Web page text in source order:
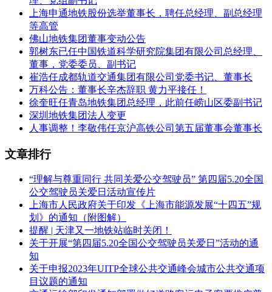
上海申通地铁股份选举董事长，聘任总经理、副总经理
等高管
佛山地铁集团董事变动公告
郭树东已任中国铁道科学研究院集团有限公司总经理、
董事，党委委员、副书记
崔浩任成都轨道交通集团有限公司党委书记、董事长
万科公告：董事长辛杰辞职 黄力平接任！
徐奎旺任青岛地铁集团总经理，此前任崂山区委副书记
深圳地铁集团法人变更
人事调整！李敬伟任京沪高铁公司第五届董事会董事长
文章排行
“理解与尊重同行 共同关爱公交驾驶员” 第四届5.20全国
公交驾驶员关爱日活动宣传片
上海市人民政府关于印发《上海市能源发展“十四五”规
划》的通知（附图解）
提醒 | 天津又一地铁站临时关闭！
关于开展“第四届5.20全国公交驾驶员关爱日”活动的通
知
关于申报2023年UITP全球公共交通峰会城市公共交通项
目议题的通知